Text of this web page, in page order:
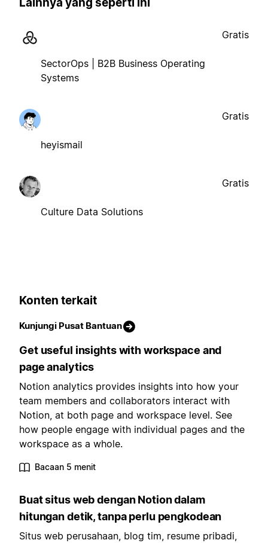
Lainnya yang seperti ini
SectorOps | B2B Business Operating
Systems
Gratis
heyismail
Gratis
Culture Data Solutions
Gratis
Konten terkait
Kunjungi Pusat Bantuan
Get useful insights with workspace and
page analytics
Notion analytics provides insights into how your
team members and collaborators interact with
Notion, at both page and workspace level. See
how people engage with individual pages and the
workspace as a whole.
Bacaan 5 menit
Buat situs web dengan Notion dalam
hitungan detik, tanpa perlu pengkodean
Situs web perusahaan, blog tim, resume pribadi,